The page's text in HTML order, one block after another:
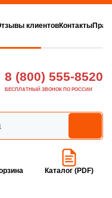
клиентовКонтакты
8 (800) 555-8520
БЕСПЛАТНЫЙ ЗВОНОК ПО РОССИИ
Каталог (PDF)